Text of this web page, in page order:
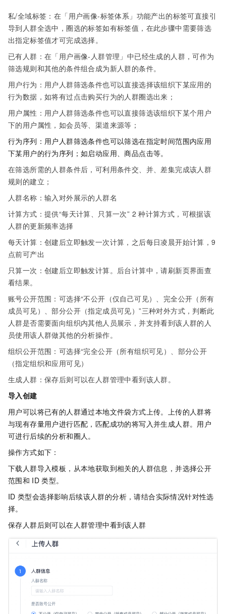
私/全域标签：在「用户画像-标签体系」功能产出的标签可直接引
导到人群全选中，圈选的标签如有标签值，在此步骤中需要筛选
出指定标签值才可完成选择。
已有人群：在「用户画像-人群管理」中已经生成的人群，可作为
筛选规则和其他的条件组合成为新人群的条件。
用户行为：用户人群筛选条件也可以直接选择该组织下某应用的
行为数据，如将有过点击购买行为的人群圈选出来；
用户属性：用户人群筛选条件也可以直接筛选该组织下某个用户
下的用户属性，如会员等、渠道来源等；
行为序列：用户人群筛选条件也可以筛选在指定时间范围内应用
下某用户的行为序列；如启动应用、商品点击等。
在筛选所需的人群条件后，可利用条件交、并、差集完成该人群
规则的建立；
人群名称：输入对外展示的人群名
计算方式：提供“每天计算、只算一次” 2 种计算方式，可根据该
人群的更新频率选择
每天计算：创建后立即触发一次计算，之后每日凌晨开始计算，9
点前可产出
只算一次：创建后立即触发计算。后台计算中，请刷新页界面查
看结果。
账号公开范围：可选择“不公开（仅自己可见）、完全公开（所有
成员可见）、部分公开（指定成员可见）”三种对外方式，判断此
人群是否需要面向组织内其他人员展示，并支持看到该人群的人
员使用该人群做其他的分析操作。
组织公开范围：可选择“完全公开（所有组织可见）、部分公开
（指定组织和应用可见）
生成人群：保存后则可以在人群管理中看到该人群。
导入创建
用户可以将已有的人群通过本地文件袋方式上传。上传的人群将
与现有存量用户进行匹配，匹配成功的将写入并生成人群。用户
可进行后续的分析和圈人。
操作方式如下：
下载人群导入模板，从本地获取到相关的人群信息，并选择公开
范围和 ID 类型。
ID 类型会选择影响后续该人群的分析，请结合实际情况针对性选
择。
保存人群后则可以在人群管理中看到该人群